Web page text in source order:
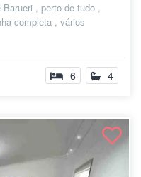
, perto de tudo ,
completa , vários
6 4